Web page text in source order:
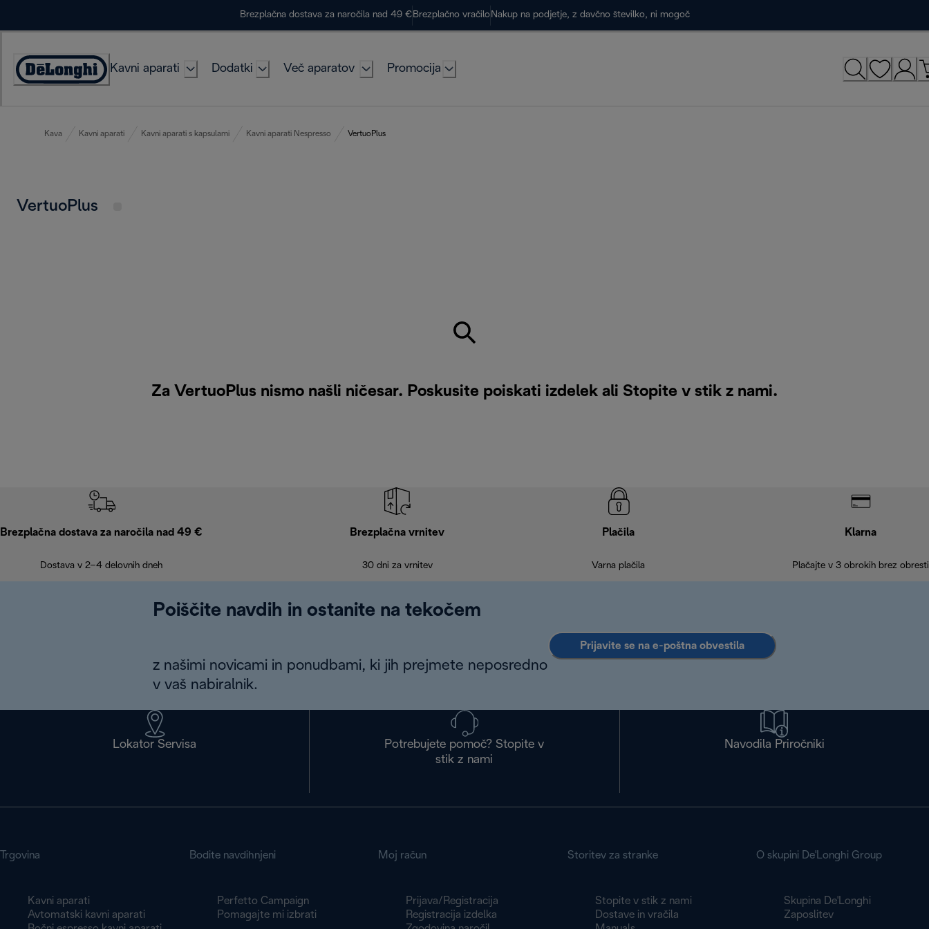
Brezplačna dostava za naročila nad 49 € Brezplačno vračilo Nakup na podjetje, z davčno številko, ni mogoč
Accessibility
Kavni aparati Dodatki Več aparatov Promocija
Kava Kavni aparati Kavni aparati s kapsulami Kavni aparati Nespresso VertuoPlus
VertuoPlus
Za VertuoPlus nismo našli ničesar. Poskusite poiskati izdelek ali Stopite v stik z nami.
Brezplačna dostava za naročila nad 49 €
Dostava v 2–4 delovnih dneh
Brezplačna vrnitev
30 dni za vrnitev
Plačila
Varna plačila
Klarna
Plačajte v 3 obrokih brez obresti
Poiščite navdih in ostanite na tekočem
z našimi novicami in ponudbami, ki jih prejmete neposredno
v vaš nabiralnik.
Prijavite se na e-poštna obvestila
Lokator Servisa
Potrebujete pomoč? Stopite v
stik z nami
Navodila Priročniki
Trgovina
Kavni aparati
Avtomatski kavni aparati
Bodite navdihnjeni
Perfetto Campaign
Pomagajte mi izbrati
Moj račun
Prijava/Registracija
Registracija izdelka
Storitev za stranke
Stopite v stik z nami
Dostave in vračila
O skupini De'Longhi Group
Skupina De'Longhi
Zaposlitev